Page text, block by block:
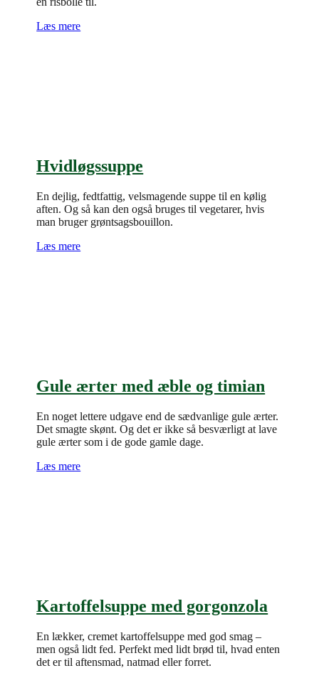
Læs mere
Hvidløgssuppe
En dejlig, fedtfattig, velsmagende suppe til en kølig
aften. Og så kan den også bruges til vegetarer, hvis
man bruger grøntsagsbouillon.
Læs mere
Gule ærter med æble og timian
En noget lettere udgave end de sædvanlige gule ærter.
Det smagte skønt. Og det er ikke så besværligt at lave
gule ærter som i de gode gamle dage.
Læs mere
Kartoffelsuppe med gorgonzola
En lækker, cremet kartoffelsuppe med god smag –
men også lidt fed. Perfekt med lidt brød til, hvad enten
det er til aftensmad, natmad eller forret.